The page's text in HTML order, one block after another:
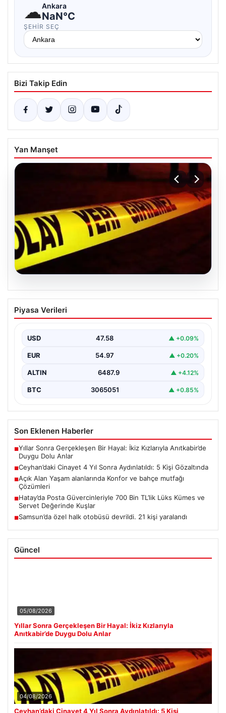
☁Ankara
NaN°C
ŞEHIR SEÇ
Bizi Takip Edin
Yan Manşet
04.08.2026
Ceyhan’daki Cinayet 4 Yıl Sonra
Aydınlatıldı: 5 Kişi Gözaltında
uzun süredir çözülemeyen silahlı cinayet olayı,
kapsamlı…
Piyasa Verileri
USD 47.58 ▲ +0.09%
EUR 54.97 ▲ +0.20%
ALTIN 6487.9 ▲ +4.12%
BTC 3065051 ▲ +0.85%
Son Eklenen Haberler
■Yıllar Sonra Gerçekleşen Bir Hayal: İkiz Kızlarıyla Anıtkabir’de
Duygu Dolu Anlar
■Ceyhan’daki Cinayet 4 Yıl Sonra Aydınlatıldı: 5 Kişi Gözaltında
■Açık Alan Yaşam alanlarında Konfor ve bahçe mutfağı
Çözümleri
■Hatay’da Posta Güvercinleriyle 700 Bin TL’lik Lüks Kümes ve
Servet Değerinde Kuşlar
■Samsun’da özel halk otobüsü devrildi. 21 kişi yaralandı
Güncel
05/08/2026
Yıllar Sonra Gerçekleşen Bir Hayal: İkiz Kızlarıyla
Anıtkabir’de Duygu Dolu Anlar
04/08/2026
Ceyhan’daki Cinayet 4 Yıl Sonra Aydınlatıldı: 5 Kişi